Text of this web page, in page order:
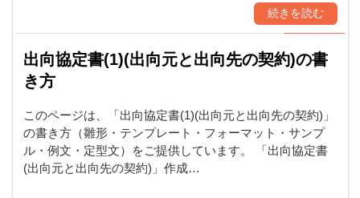
続きを読む
出向協定書(1)(出向元と出向先の契約)の書
き方
このページは、「出向協定書(1)(出向元と出向先の契約)」
の書き方（雛形・テンプレート・フォーマット・サンプ
ル・例文・定型文）をご提供しています。 「出向協定書
(出向元と出向先の契約)」作成…